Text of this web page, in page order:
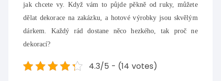
jak chcete vy. Když vám to půjde pěkně od ruky, můžete
dělat dekorace na zakázku, a hotové výrobky jsou skvělým
dárkem. Každý rád dostane něco hezkého, tak proč ne
dekorací?
4.3/5 - (14 votes)